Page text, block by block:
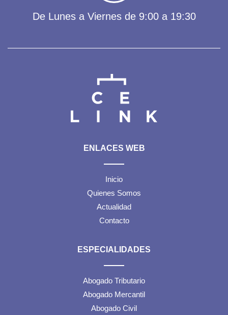
De Lunes a Viernes de 9:00 a 19:30
ENLACES WEB
Inicio
Quienes Somos
Actualidad
Contacto
ESPECIALIDADES
Abogado Tributario
Abogado Mercantil
Abogado Civil